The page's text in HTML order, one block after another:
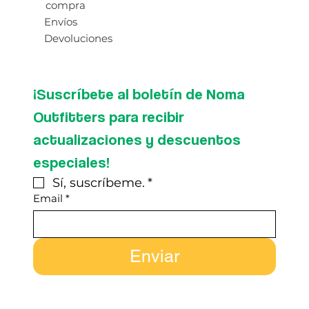
compra
Envíos
Devoluciones
¡Suscríbete al boletín de Noma
Outfitters para recibir
actualizaciones y descuentos
especiales!
Sí, suscríbeme. *
Email *
Enviar